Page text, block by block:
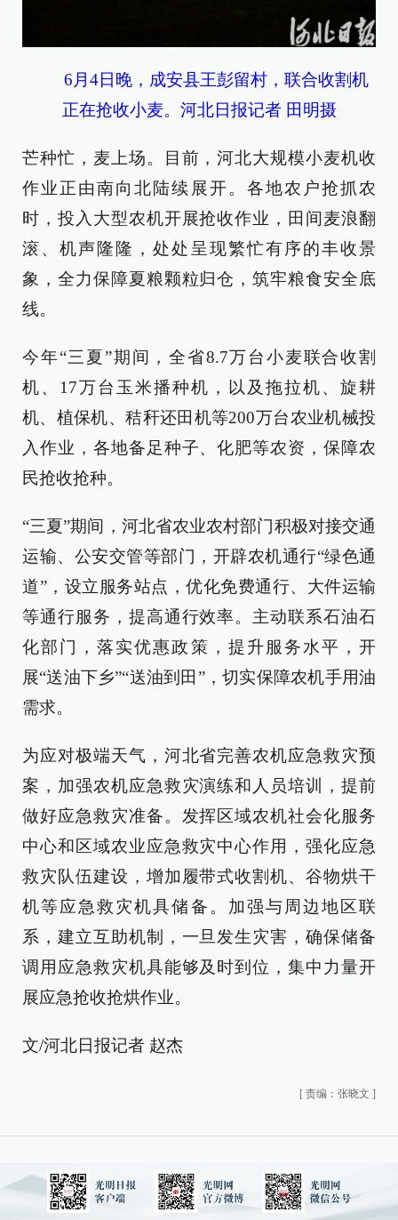
6月4日晚，成安县王彭留村，联合收割机
正在抢收小麦。河北日报记者 田明摄
芒种忙，麦上场。目前，河北大规模小麦机收
作业正由南向北陆续展开。各地农户抢抓农
时，投入大型农机开展抢收作业，田间麦浪翻
滚、机声隆隆，处处呈现繁忙有序的丰收景
象，全力保障夏粮颗粒归仓，筑牢粮食安全底
线。
今年“三夏”期间，全省8.7万台小麦联合收割
机、17万台玉米播种机，以及拖拉机、旋耕
机、植保机、秸秆还田机等200万台农业机械投
入作业，各地备足种子、化肥等农资，保障农
民抢收抢种。
“三夏”期间，河北省农业农村部门积极对接交通
运输、公安交管等部门，开辟农机通行“绿色通
道”，设立服务站点，优化免费通行、大件运输
等通行服务，提高通行效率。主动联系石油石
化部门，落实优惠政策，提升服务水平，开
展“送油下乡”“送油到田”，切实保障农机手用油
需求。
为应对极端天气，河北省完善农机应急救灾预
案，加强农机应急救灾演练和人员培训，提前
做好应急救灾准备。发挥区域农机社会化服务
中心和区域农业应急救灾中心作用，强化应急
救灾队伍建设，增加履带式收割机、谷物烘干
机等应急救灾机具储备。加强与周边地区联
系，建立互助机制，一旦发生灾害，确保储备
调用应急救灾机具能够及时到位，集中力量开
展应急抢收抢烘作业。
文/河北日报记者 赵杰
[ 责编：张晓文 ]